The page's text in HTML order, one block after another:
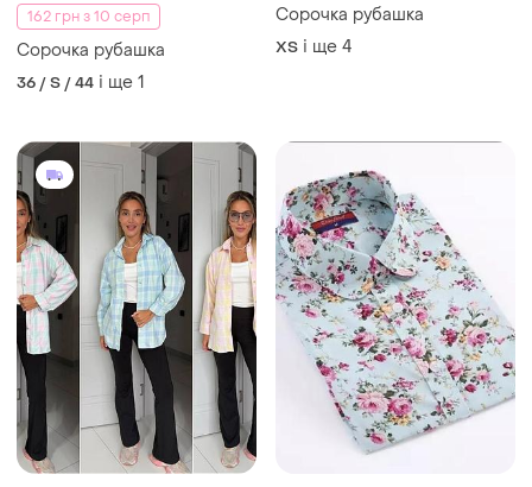
162 грн з 10 серп
Сорочка рубашка
36 / S / 44 і ще 1
Сорочка рубашка
ХS і ще 4